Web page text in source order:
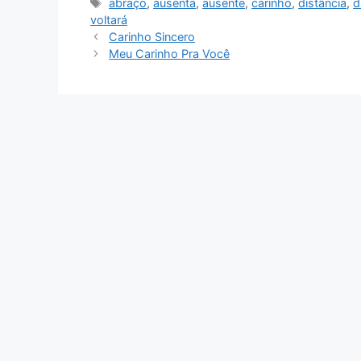
abraço,ausenta,ausente,carinho,distância,
voltará
Carinho Sincero
Meu Carinho Pra Você